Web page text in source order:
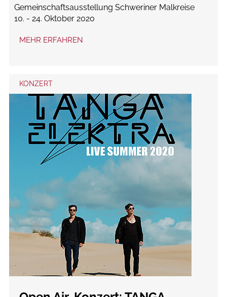
Gemeinschaftsausstellung Schweriner Malkreise
10. - 24. Oktober 2020
MEHR ERFAHREN
KONZERT